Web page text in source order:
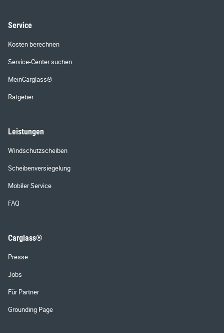
Service
Kosten berechnen
Service-Center suchen
MeinCarglass®
Ratgeber
Leistungen
Windschutzscheiben
Scheibenversiegelung
Mobiler Service
FAQ
Carglass®
Presse
Jobs
Für Partner
Grounding Page